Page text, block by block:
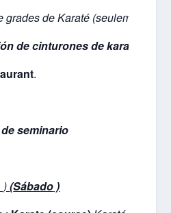
grades de Karaté (seulement
de cinturones de karate
.
deseminario
)(Sábado )